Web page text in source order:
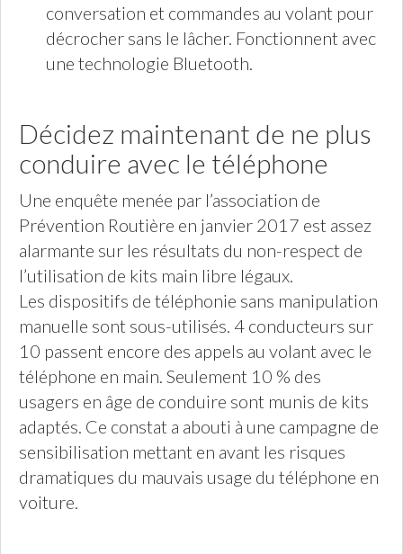
conversation et commandes au volant pour
décrocher sans le lâcher. Fonctionnent avec
une technologie Bluetooth.
Décidez maintenant de ne plus
conduire avec le téléphone
Une enquête menée par l’association de
Prévention Routière en janvier 2017 est assez
alarmante sur les résultats du non-respect de
l’utilisation de kits main libre légaux.
Les dispositifs de téléphonie sans manipulation
manuelle sont sous-utilisés. 4 conducteurs sur
10 passent encore des appels au volant avec le
téléphone en main. Seulement 10 % des
usagers en âge de conduire sont munis de kits
adaptés. Ce constat a abouti à une campagne de
sensibilisation mettant en avant les risques
dramatiques du mauvais usage du téléphone en
voiture.